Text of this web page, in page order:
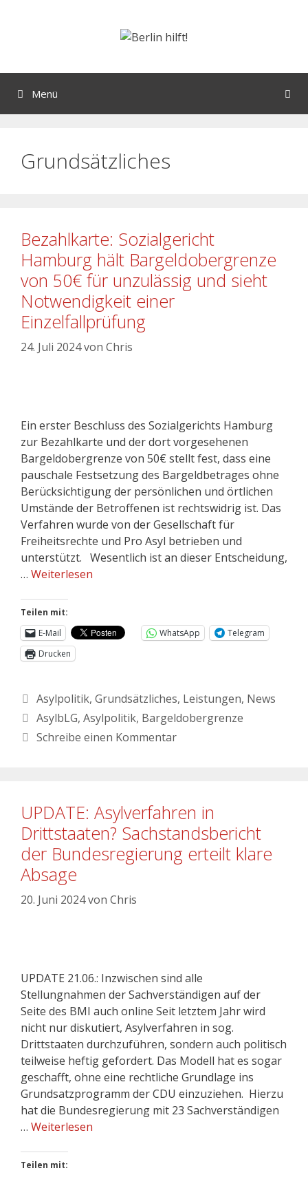
Menü
Grundsätzliches
Bezahlkarte: Sozialgericht
Hamburg hält Bargeldobergrenze
von 50€ für unzulässig und sieht
Notwendigkeit einer
Einzelfallprüfung
24. Juli 2024von Chris
Ein erster Beschluss des Sozialgerichts Hamburg
zur Bezahlkarte und der dort vorgesehenen
Bargeldobergrenze von 50€ stellt fest, dass eine
pauschale Festsetzung des Bargeldbetrages ohne
Berücksichtigung der persönlichen und örtlichen
Umstände der Betroffenen ist rechtswidrig ist. Das
Verfahren wurde von der Gesellschaft für
Freiheitsrechte und Pro Asyl betrieben und
unterstützt. Wesentlich ist an dieser Entscheidung,
… Weiterlesen
Teilen mit:
E-Mail
WhatsApp
Telegram
Drucken
Asylpolitik, Grundsätzliches, Leistungen, News
AsylbLG, Asylpolitik, Bargeldobergrenze
Schreibe einen Kommentar
UPDATE: Asylverfahren in
Drittstaaten? Sachstandsbericht
der Bundesregierung erteilt klare
Absage
20. Juni 2024von Chris
UPDATE 21.06.: Inzwischen sind alle
Stellungnahmen der Sachverständigen auf der
Seite des BMI auch online Seit letztem Jahr wird
nicht nur diskutiert, Asylverfahren in sog.
Drittstaaten durchzuführen, sondern auch politisch
teilweise heftig gefordert. Das Modell hat es sogar
geschafft, ohne eine rechtliche Grundlage ins
Grundsatzprogramm der CDU einzuziehen. Hierzu
hat die Bundesregierung mit 23 Sachverständigen
… Weiterlesen
Teilen mit: